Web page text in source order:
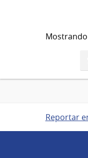
Reportar